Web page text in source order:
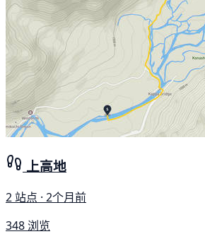
上高地
2 站点 · 2个月前
348 浏览